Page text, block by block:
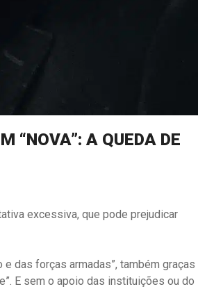
“NOVA”: A QUEDA DE
excessiva, que pode prejudicar
das forças armadas”, também graças
E sem o apoio das instituições ou do